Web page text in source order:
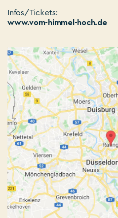
Infos/Tickets:
www.vom-himmel-hoch.de